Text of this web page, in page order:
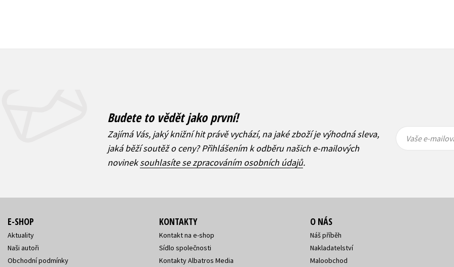
Budete to vědět jako první!
Zajímá Vás, jaký knižní hit právě vychází, na jaké zboží je výhodná sleva,
jaká běží soutěž o ceny? Přihlášením k odběru našich e-mailových
novineksouhlasíte se zpracováním osobních údajů.
mailová
mailová
Vaše e-
E-SHOP
Aktuality
Naši autoři
Obchodní podmínky
KONTAKTY
Kontakt na e-shop
Sídlo společnosti
Kontakty Albatros Media
O NÁS
Náš příběh
Nakladatelství
Maloobchod